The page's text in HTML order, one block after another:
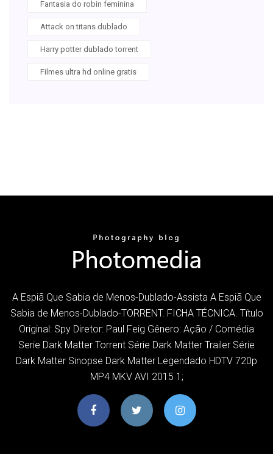
Fantasia do robin feminina
Attack on titans dublado
Harry potter dublado torrent
Filmes ultra hd online gratis
A Espiã Que Sabia de Menos-Dublado-Assista A Espiã Que
Sabia de Menos-Dublado-TORRENT. FICHA TÉCNICA. Título
Original: Spy Diretor: Paul Feig Gênero: Ação / Comédia
Serie Dark Matter Torrent Série Dark Matter Trailer Série
Dark Matter Sinopse Dark Matter Legendado HDTV 720p
MP4 MKV AVI 2015 1;